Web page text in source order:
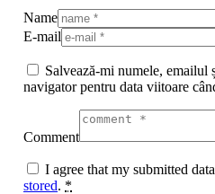
Name
E-mail
Salvează-mi numele, emailul
navigator pentru data viitoare
Comment
I agree that my submitted
stored. *